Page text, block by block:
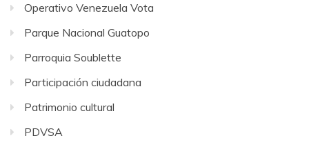
Operativo Venezuela Vota
Parque Nacional Guatopo
Parroquia Soublette
Participación ciudadana
Patrimonio cultural
PDVSA